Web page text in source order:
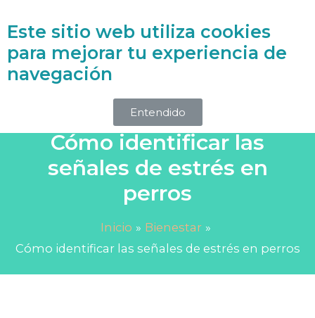
Accede a la Biblioteca Holística
Cómo identificar las
señales de estrés en
perros
Inicio
Bienestar
Cómo identificar las señales de estrés en perros
Este sitio web utiliza cookies
para mejorar tu experiencia de
navegación
Entendido